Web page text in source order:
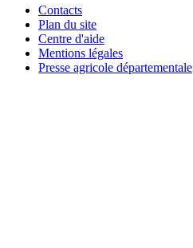
Contacts
Plan du site
Centre d'aide
Mentions légales
Presse agricole départementale